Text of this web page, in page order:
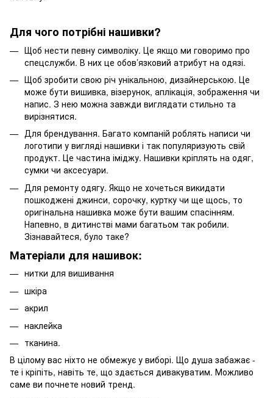
Для чого потрібні нашивки?
Щоб нести певну символіку. Це якщо ми говоримо про
спецслужби. В них це обов’язковий атрибут на одязі.
Щоб зробити свою річ унікальною, дизайнерською. Це
може бути вишивка, візерунок, аплікація, зображення чи
напис. З нею можна завжди виглядати стильно та
вирізнятися.
Для брендування. Багато компаній роблять написи чи
логотипи у вигляді нашивки і так популяризують свій
продукт. Це частина іміджу. Нашивки кріплять на одяг,
сумки чи аксесуари.
Для ремонту одягу. Якщо не хочеться викидати
пошкоджені джинси, сорочку, куртку чи ще щось, то
оригінальна нашивка може бути вашим спасінням.
Напевно, в дитинстві мами багатьом так робили.
Зізнавайтеся, було таке?
Матеріали для нашивок:
нитки для вишивання
шкіра
акрил
наклейка
тканина.
В цілому вас ніхто не обмежує у виборі. Що душа забажає -
те і кріпіть, навіть те, що здається дивакуватим. Можливо
саме ви почнете новий тренд.